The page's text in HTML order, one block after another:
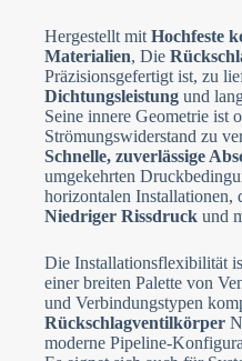
Hergestellt mitHochfeste
Materialien, Die
Präzisionsgefertigt ist, zu
Dichtungsleistung und
Seine innere Geometrie ist
Strömungswiderstand zu
Schnelle, zuverlässige
umgekehrten
horizontalen Installationen,
Niedriger Rissdruck und
Die Installationsflexibilität
einer breiten Palette von
und Verbindungstypen
Rückschlagventilkörper
moderne Pipeline-